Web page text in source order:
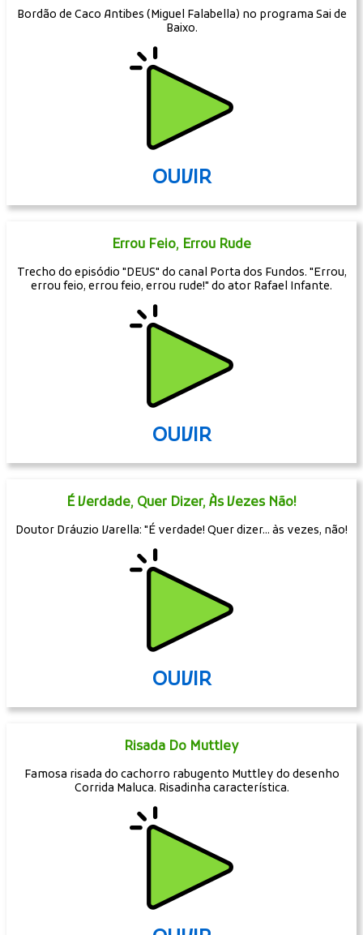
Bordão de Caco Antibes (Miguel Falabella) no programa Sai de
Baixo.
OUVIR
Errou Feio, Errou Rude
Trecho do episódio "DEUS" do canal Porta dos Fundos. "Errou,
errou feio, errou feio, errou rude!" do ator Rafael Infante.
OUVIR
É Verdade, Quer Dizer, Às Vezes Não!
Doutor Dráuzio Varella: "É verdade! Quer dizer... às vezes, não!
OUVIR
Risada Do Muttley
Famosa risada do cachorro rabugento Muttley do desenho
Corrida Maluca. Risadinha característica.